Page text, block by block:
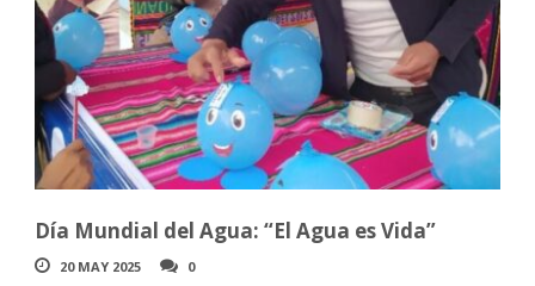
Día Mundial del Agua: “El Agua es Vida”
20 MAY 2025 0